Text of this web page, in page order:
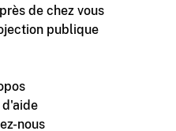
de chez vous
publique
d'aide
nous